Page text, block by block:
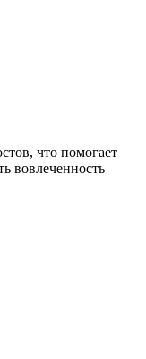
что помогает
вовлеченность